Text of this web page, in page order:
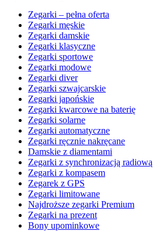
Zegarki – pełna oferta
Zegarki męskie
Zegarki damskie
Zegarki klasyczne
Zegarki sportowe
Zegarki modowe
Zegarki diver
Zegarki szwajcarskie
Zegarki japońskie
Zegarki kwarcowe na baterię
Zegarki solarne
Zegarki automatyczne
Zegarki ręcznie nakręcane
Damskie z diamentami
Zegarki z synchronizacją radiową
Zegarki z kompasem
Zegarek z GPS
Zegarki limitowane
Najdroższe zegarki Premium
Zegarki na prezent
Bony upominkowe